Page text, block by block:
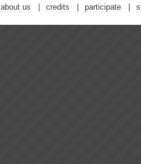
about us credits participate